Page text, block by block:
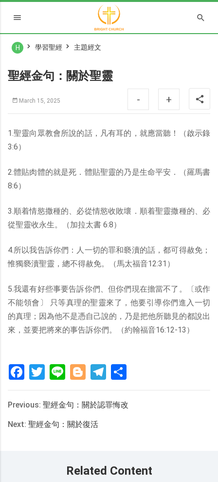
H 學習聖經 主題經文
聖經金句：關於聖靈
March 15, 2025 - +
1.聖靈向眾教會所說的話，凡有耳的，就應當聽！（啟示錄
3:6）
2.體貼肉體的就是死．體貼聖靈的乃是生命平安．（羅馬書
8:6）
3.順着情慾撒種的、必從情慾收敗壞．順着聖靈撒種的、必
從聖靈收永生。（加拉太書 6:8）
4.所以我告訴你們：人一切的罪和褻瀆的話，都可得赦免；
惟獨褻瀆聖靈，總不得赦免。（馬太福音12:31）
5.我還有好些事要告訴你們、但你們現在擔當不了。〔或作
不能領會〕 只等真理的聖靈來了，他要引導你們進入一切
的真理；因為他不是憑自己說的，乃是把他所聽見的都說出
來，並要把將來的事告訴你們。（約翰福音16:12-13）
FacebookTwitter Line Blogger Telegram
Previous: 聖經金句：關於認罪悔改
Next: 聖經金句：關於復活
Related Content